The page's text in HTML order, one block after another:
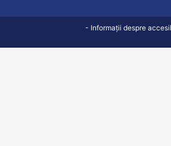
- Informații despre